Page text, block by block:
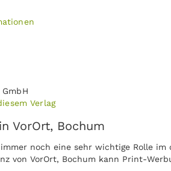
Verlag
VorOrt, Bochum
noch eine sehr wichtige Rolle
von VorOrt, Bochum kann Print-